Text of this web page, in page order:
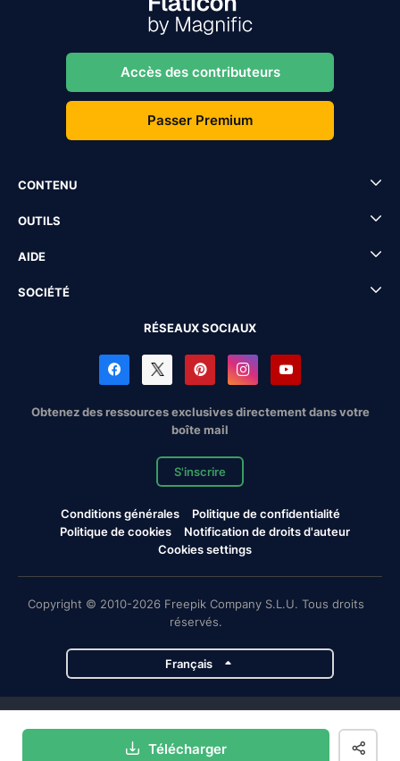
Télécharger
Accès des contributeurs
Passer Premium
CONTENU
OUTILS
AIDE
SOCIÉTÉ
RÉSEAUX SOCIAUX
Obtenez des ressources exclusives directement dans votre
boîte mail
S'inscrire
Conditions générales
Politique de confidentialité
Politique de cookies
Notification de droits d'auteur
Cookies settings
Copyright © 2010-2026 Freepik Company S.L.U. Tous droits
réservés.
Français